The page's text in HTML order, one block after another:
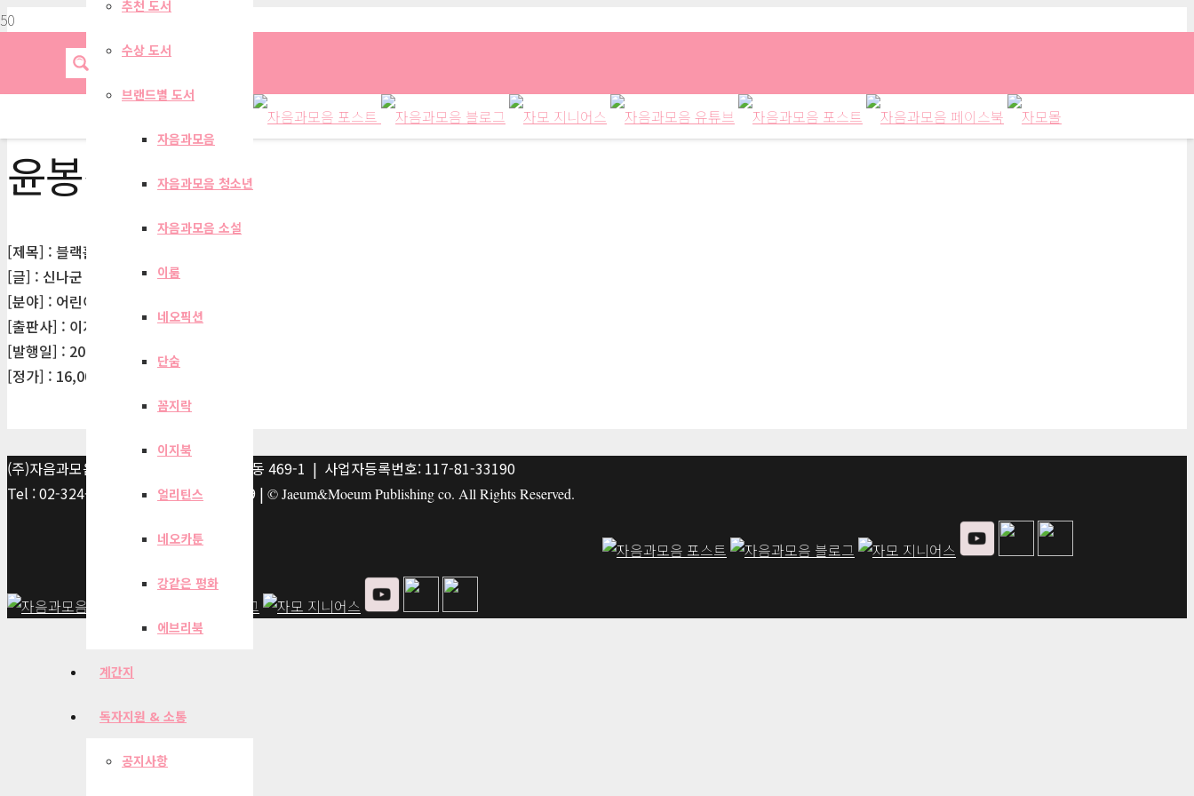
추천 도서
수상 도서
브랜드별 도서
자음과모음
자음과모음 청소년
자음과모음 소설
이룸
네오픽션
단숨
꼼지락
이지북
얼리틴스
네오카툰
강같은 평화
에브리북
계간지
독자지원 & 소통
공지사항
윤봉선
[제목] : 블랙홀이 땅콩만 하다고?
[글] : 신나군
[분야] : 어린이문학>그림/동화책
[출판사] : 이지북
[발행일] : 2026-03-06
[정가] : 16,000원
(주)자음과모음 | 10881 경기 파주시 서패동 469-1 | 사업자등록번호: 117-81-33190
Tel : 02-324-2347 | Fax : 02-6959-8459 | © Jaeum&Moeum Publishing co. All Rights Reserved.